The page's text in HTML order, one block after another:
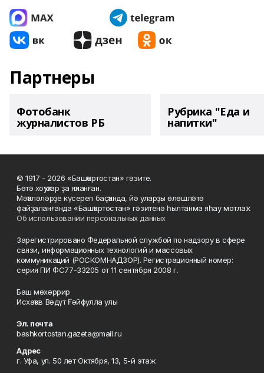
Партнеры
Фотобанк
журналистов РБ
Рубрика "Еда и
напитки"
© 1917 - 2026 «Башҡортостан» гәзите.
Бөтә хоҡуҡтар ҙа яҡланған.
Мәҡәләләрҙе күсереп баҫҡанда, йә уларҙы өлөшләтә
файҙаланғанда «Башҡортостан» гәзитенә һылтанма яһау мотлаҡ.
Об использовании персональных данных
Зарегистрировано Федеральной службой по надзору в сфере
связи, информационных технологий и массовых
коммуникаций (РОСКОМНАДЗОР). Регистрационный номер:
серия ПИ ФС77-33205 от 11 сентября 2008 г.
Баш мөхәррир
Исхаҡов Вәдүт Ғәйфулла улы
Эл. почта
bashkortostan.gazeta@mail.ru
Адрес
г. Уфа, ул. 50 лет Октября, 13, 5-й этаж